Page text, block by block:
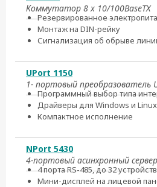
Коммутатор 8 x 10/100BaseTX
Резервированное
Монтаж на DIN-рейку
Сигнализация об обрыве
UPort 1150
1- портовый преобразователь
Программный выбор типа
Драйверы для Windows и Linux
Компактное исполнение
NPort 5430
4-портовый асинхронный
4 порта RS-485, до 32
Мини-дисплей на лицевой